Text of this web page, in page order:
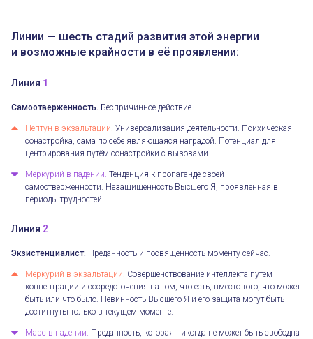
Линии — шесть стадий развития этой энергии
и возможные крайности в её проявлении:
Линия 1
Самоотверженность. Беспричинное действие.
Нептун в экзальтации. Универсализация деятельности. Психическая
сонастройка, сама по себе являющаяся наградой. Потенциал для
центрирования путём сонастройки с вызовами.
Меркурий в падении. Тенденция к пропаганде своей
самоотверженности. Незащищенность Высшего Я, проявленная в
периоды трудностей.
Линия 2
Экзистенциалист. Преданность и посвящённость моменту сейчас.
Меркурий в экзальтации. Совершенствование интеллекта путём
концентрации и сосредоточения на том, что есть, вместо того, что может
быть или что было. Невинность Высшего Я и его защита могут быть
достигнуты только в текущем моменте.
Марс в падении. Преданность, которая никогда не может быть свободна